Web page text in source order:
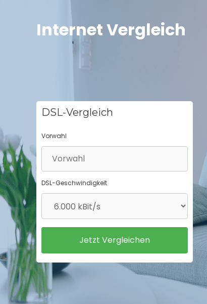
Internet Vergleich
DSL-Vergleich
Vorwahl
DSL-Geschwindigkeit